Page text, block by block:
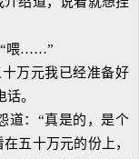
“喂……”
万元我已经准备好
。
：“真是的，是个
五十万元的份上，